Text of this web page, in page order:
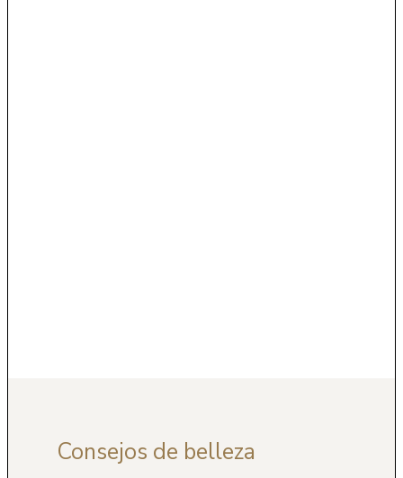
Consejos de belleza